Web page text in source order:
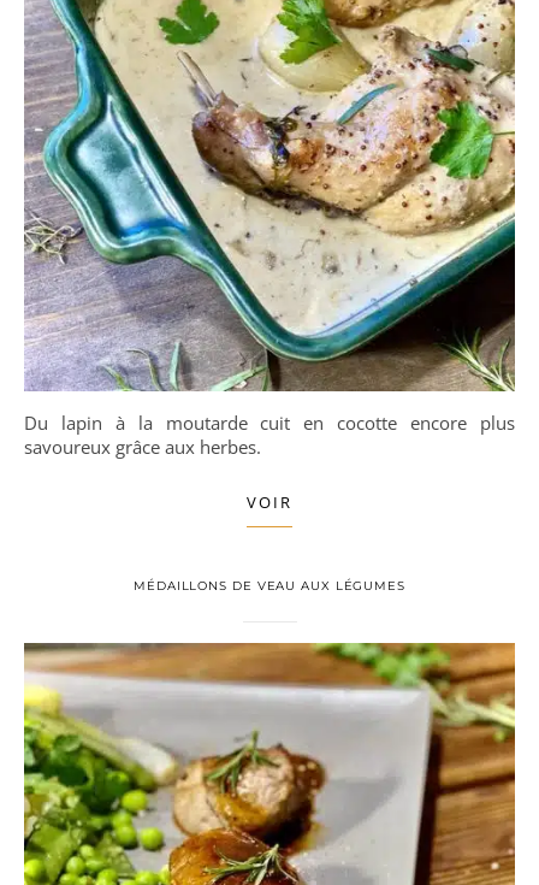
Du lapin à la moutarde cuit en cocotte encore plus
savoureux grâce aux herbes.
VOIR
MÉDAILLONS DE VEAU AUX LÉGUMES